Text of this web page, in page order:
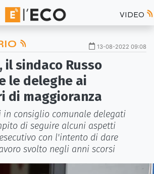
VIDEO
13-08-2022 09:08
il sindaco Russo
le deleghe ai
di maggioranza
in consiglio comunale delegati
di seguire alcuni aspetti
con l'intento di dare
svolto negli anni scorsi